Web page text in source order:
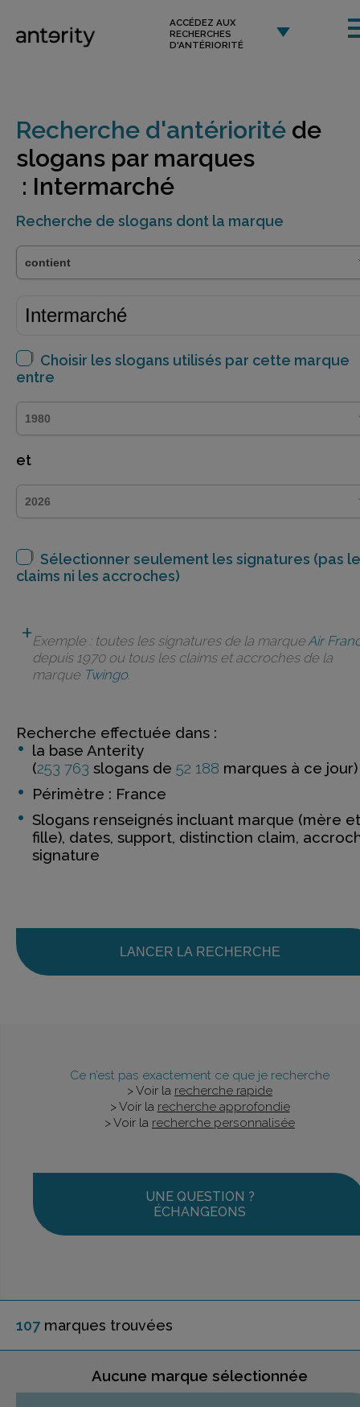
ACCÉDEZ AUX
RECHERCHES
D'ANTÉRIORITÉ
Recherche d'antériorité de
slogans par marques
: Intermarché
Recherche de slogans dont la marque
Choisir les slogans utilisés par cette marque
entre
et
Sélectionner seulement les signatures (pas
claims ni les accroches)
Exemple : toutes les signatures de la marqueAir
depuis 1970 ou tous les claims et accroches de la
marque Twingo.
Recherche effectuée dans :
la base Anterity
(253 763 slogans de 52 188 marques à ce jour)
Périmètre : France
Slogans renseignés incluant marque (mère et
fille), dates, support, distinction claim,
signature
LANCER LA RECHERCHE
Ce n’est pas exactement ce que je recherche
> Voir la recherche rapide
> Voir la recherche approfondie
> Voir la recherche personnalisée
UNE QUESTION ?
ÉCHANGEONS
107 marques trouvées
Aucune marque sélectionnée